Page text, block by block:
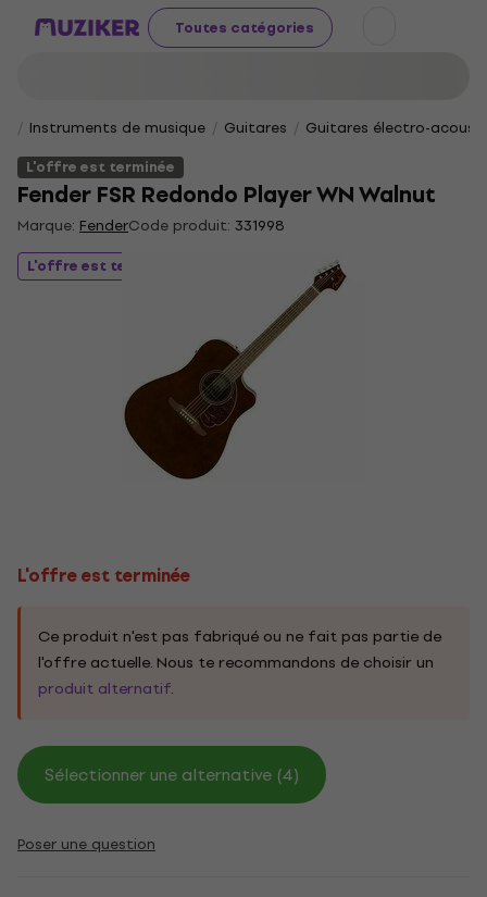
Toutes catégories
Instruments de musique Guitares
Guitares électro-
L'offre est terminée
Fender FSR Redondo Player WN Walnut
Marque: FenderCode produit: 331998
L'offre est terminée
L'offre est terminée
Ce produit n'est pas fabriqué ou ne fait pas partie de
l'offre actuelle. Nous te recommandons de choisir un
produit alternatif.
Sélectionner une alternative (4)
Poser une question